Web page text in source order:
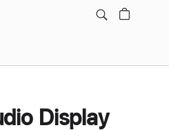
Display